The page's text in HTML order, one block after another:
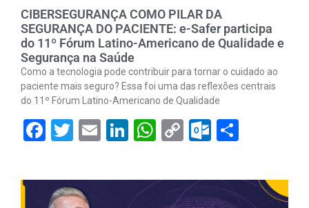
CIBERSEGURANÇA COMO PILAR DA
SEGURANÇA DO PACIENTE: e-Safer participa
do 11º Fórum Latino-Americano de Qualidade e
Segurança na Saúde
Como a tecnologia pode contribuir para tornar o cuidado ao
paciente mais seguro? Essa foi uma das reflexões centrais
do 11º Fórum Latino-Americano de Qualidade
Facebook
Twitter
EmailLinkedIn
WhatsApp
Copy